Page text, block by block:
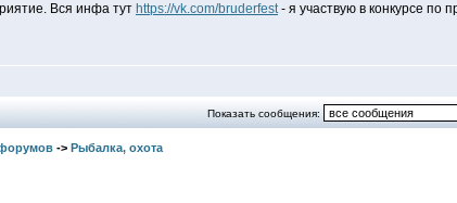
Вся инфа тут https://vk.com/bruderfest- я участвую в конкурсе по
Показать сообщения:
-> Рыбалка, охота